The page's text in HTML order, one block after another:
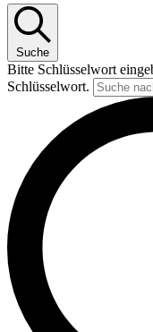
Suche
Bitte Schlüsselwort
Schlüsselwort.